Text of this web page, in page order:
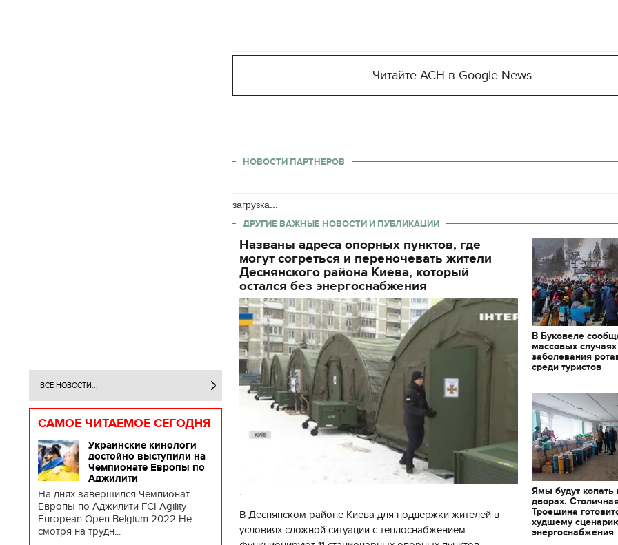
ВСЕ НОВОСТИ...
САМОЕ ЧИТАЕМОЕ СЕГОДНЯ
Украинские кинологи
достойно выступили на
Чемпионате Европы по
Аджилити
На днях завершился Чемпионат
Европы по Аджилити FCI Agility
European Open Belgium 2022 Не
смотря на трудн...
Читайте АСН в Google News
НОВОСТИ ПАРТНЕРОВ
загрузка...
ДРУГИЕ ВАЖНЫЕ НОВОСТИ И ПУБЛИКАЦИИ
Названы адреса опорных пунктов, где
могут согреться и переночевать жители
Деснянского района Киева, который
остался без энергоснабжения
.
В Деснянском районе Киева для поддержки жителей в
условиях сложной ситуации с теплоснабжением
В Буковеле
массовых случаях
заболевания
среди туристов
Ямы будут копать
дворах.
Троещина
худшему
энергоснабжения